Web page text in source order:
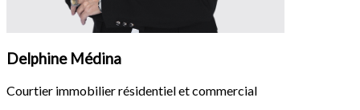
Delphine Médina
Courtier immobilier résidentiel et commercial